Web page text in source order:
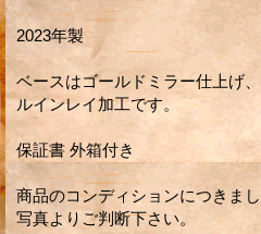
2023年製
ベースはゴールドミラー仕上げ
ルインレイ加工です。
保証書 外箱付き
商品のコンディションにつきま
写真よりご判断下さい。